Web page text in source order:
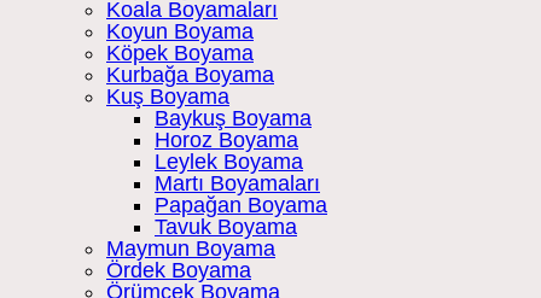
Koala Boyamaları
Koyun Boyama
Köpek Boyama
Kurbağa Boyama
Kuş Boyama
Baykuş Boyama
Horoz Boyama
Leylek Boyama
Martı Boyamaları
Papağan Boyama
Tavuk Boyama
Maymun Boyama
Ördek Boyama
Örümcek Boyama